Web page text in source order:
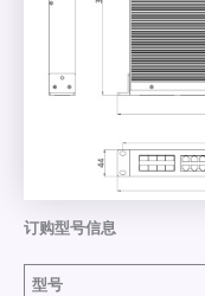
订购型号信息
型号